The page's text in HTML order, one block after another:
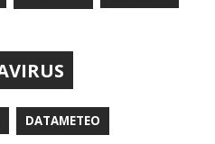
DATAMETEO